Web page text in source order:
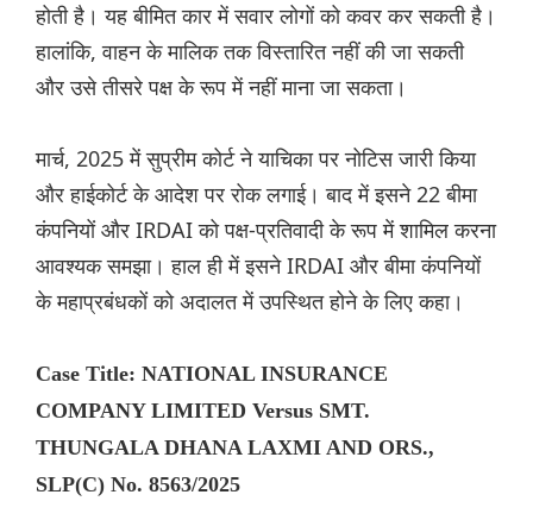
होती है। यह बीमित कार में सवार लोगों को कवर कर सकती है।
हालांकि, वाहन के मालिक तक विस्तारित नहीं की जा सकती
और उसे तीसरे पक्ष के रूप में नहीं माना जा सकता।
मार्च, 2025 में सुप्रीम कोर्ट ने याचिका पर नोटिस जारी किया
और हाईकोर्ट के आदेश पर रोक लगाई। बाद में इसने 22 बीमा
कंपनियों और IRDAI को पक्ष-प्रतिवादी के रूप में शामिल करना
आवश्यक समझा। हाल ही में इसने IRDAI और बीमा कंपनियों
के महाप्रबंधकों को अदालत में उपस्थित होने के लिए कहा।
Case Title: NATIONAL INSURANCE
COMPANY LIMITED Versus SMT.
THUNGALA DHANA LAXMI AND ORS.,
SLP(C) No. 8563/2025